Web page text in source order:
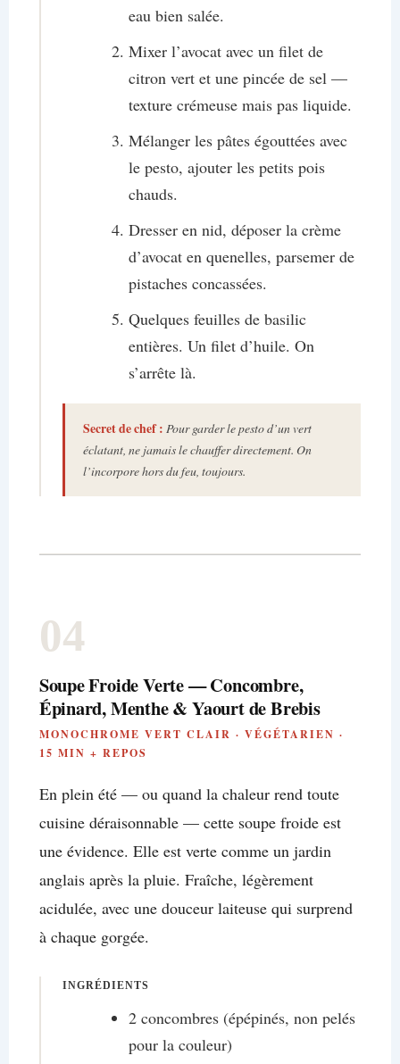
eau bien salée.
Mixer l’avocat avec un filet de
citron vert et une pincée de sel —
texture crémeuse mais pas liquide.
Mélanger les pâtes égouttées avec
le pesto, ajouter les petits pois
chauds.
Dresser en nid, déposer la crème
d’avocat en quenelles, parsemer de
pistaches concassées.
Quelques feuilles de basilic
entières. Un filet d’huile. On
s’arrête là.
Secret de chef : Pour garder le pesto d’un vert
éclatant, ne jamais le chauffer directement. On
l’incorpore hors du feu, toujours.
04
Soupe Froide Verte — Concombre,
Épinard, Menthe & Yaourt de Brebis
MONOCHROME VERT CLAIR · VÉGÉTARIEN ·
15 MIN + REPOS
En plein été — ou quand la chaleur rend toute
cuisine déraisonnable — cette soupe froide est
une évidence. Elle est verte comme un jardin
anglais après la pluie. Fraîche, légèrement
acidulée, avec une douceur laiteuse qui surprend
à chaque gorgée.
INGRÉDIENTS
2 concombres (épépinés, non pelés
pour la couleur)